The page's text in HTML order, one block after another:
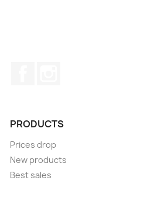
PRODUCTS
Prices drop
New products
Best sales